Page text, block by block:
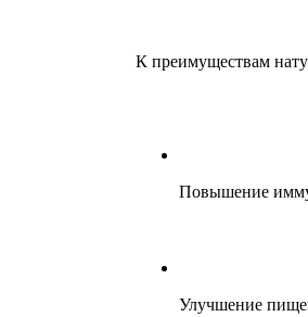
К преимуществам
Повышение
Улучшение